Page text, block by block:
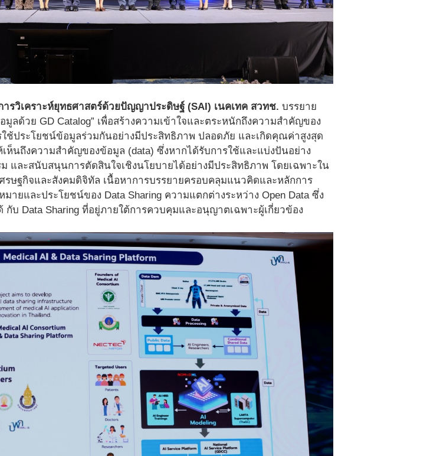
รวิเคราะห์ยุทธศาสตร์ด้วยปัญญาประดิษฐ์ (SAI) เนคเทค สวทช. บรรยาย
มูลด้วย GD Catalog” เพื่อสร้างความเข้าใจและตระหนักถึงความสำคัญของ
ใช้ประโยชน์ข้อมูลร่วมกันอย่างมีประสิทธิภาพ ปลอดภัย และเกิดคุณค่าสูงสุด
ห็นถึงความสำคัญของข้อมูล (data) ซึ่งหากได้รับการใช้และแบ่งปันอย่าง
และสนับสนุนการตัดสินใจเชิงนโยบายได้อย่างมีประสิทธิภาพ โดยเฉพาะใน
ษฐกิจและสังคมดิจิทัล เนื้อหาการบรรยายครอบคลุมแนวคิดและหลักการ
ยและประโยชน์ของ Data Sharing ความแตกต่างระหว่าง Open Data ซึ่ง
บ Data Sharing ที่อยู่ภายใต้การควบคุมและอนุญาตเฉพาะผู้เกี่ยวข้อง